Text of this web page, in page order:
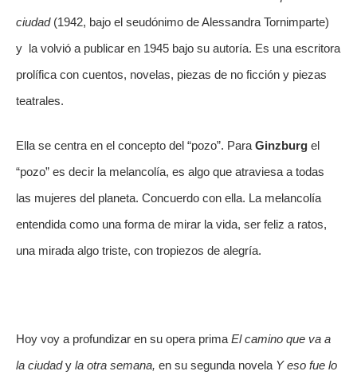
ciudad (1942, bajo el seudónimo de Alessandra Tornimparte)
y  la volvió a publicar en 1945 bajo su autoría. Es una escritora
prolífica con cuentos, novelas, piezas de no ficción y piezas
teatrales.
Ella se centra en el concepto del “pozo”. Para Ginzburg el
“pozo” es decir la melancolía, es algo que atraviesa a todas
las mujeres del planeta. Concuerdo con ella. La melancolía
entendida como una forma de mirar la vida, ser feliz a ratos,
una mirada algo triste, con tropiezos de alegría.
Hoy voy a profundizar en su opera prima El camino que va a
la ciudad y la otra semana, en su segunda novela Y eso fue lo